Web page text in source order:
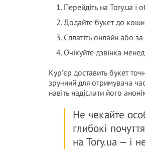
Перейдіть на Tory.ua і
Додайте букет до
Сплатіть онлайн або
Очікуйте дзвінка
Кур’єр доставить букет
зручний для отримувача
навіть надіслати його
Не чекайте
глибокі
на Tory.ua — і